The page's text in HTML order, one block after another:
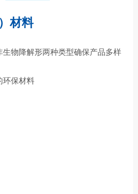
材料
生物降解形两种类型确保产品多样
环保材料